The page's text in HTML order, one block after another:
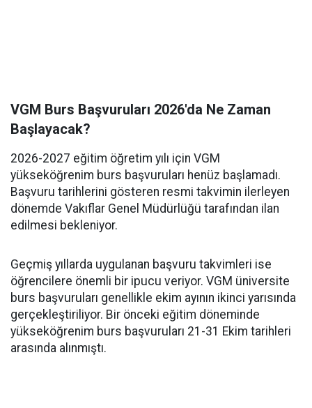
VGM Burs Başvuruları 2026'da Ne Zaman
Başlayacak?
2026-2027 eğitim öğretim yılı için VGM
yükseköğrenim burs başvuruları henüz başlamadı.
Başvuru tarihlerini gösteren resmi takvimin ilerleyen
dönemde Vakıflar Genel Müdürlüğü tarafından ilan
edilmesi bekleniyor.
Geçmiş yıllarda uygulanan başvuru takvimleri ise
öğrencilere önemli bir ipucu veriyor. VGM üniversite
burs başvuruları genellikle ekim ayının ikinci yarısında
gerçekleştiriliyor. Bir önceki eğitim döneminde
yükseköğrenim burs başvuruları 21-31 Ekim tarihleri
arasında alınmıştı.